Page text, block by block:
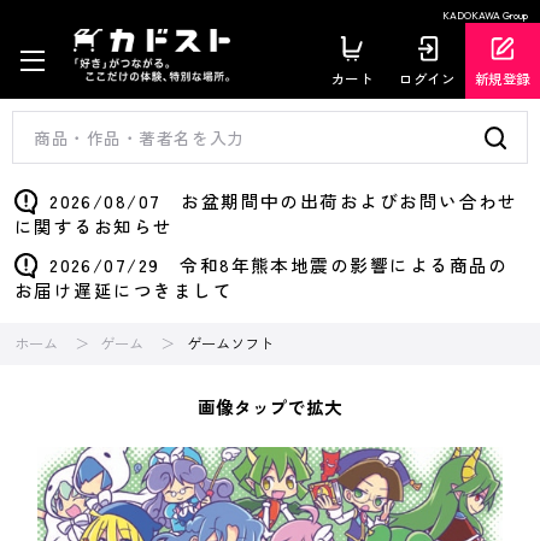
KADOKAWA Group
カート ログイン 新規登録
2026/08/07 お盆期間中の出荷およびお問い合わせ
に関するお知らせ
2026/07/29 令和8年熊本地震の影響による商品の
お届け遅延につきまして
ホーム ゲーム ゲームソフト
画像タップで拡大